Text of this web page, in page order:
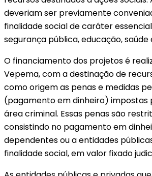
deveriam ser previamente
finalidade social de caráter
segurança pública, educação,
O financiamento dos projetos é
Vepema, com a destinação de
como origem as penas e medidas
(pagamento em dinheiro) impostas
área criminal. Essas penas são
consistindo no pagamento em
dependentes ou a entidades
finalidade social, em valor fixado